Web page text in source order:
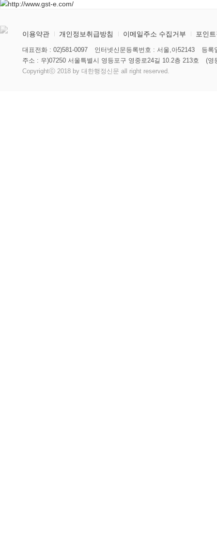
이용약관 개인정보취급방침 이메일주소 수집거부 포인
대표전화 : 02)581-0097 인터넷신문등록번호 : 서울,아52143
등록
주소 : 우)07250 서울특별시 영등포구 영중로24길 10.2층 213호
(영
Copyrightⓒ 2018 by 대한행정신문 all right reserved.